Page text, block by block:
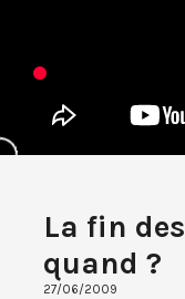
La fin
quand ?
27/06/2009